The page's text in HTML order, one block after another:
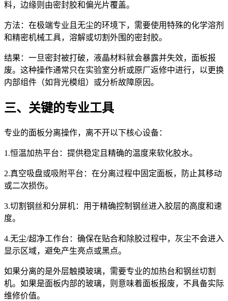
料，边缘则由密封胶和偏光片覆盖。
方法：在极端专业且无尘的环境下，需要使用特殊的化学溶剂
和精密机械工具，溶解或切割外围的密封胶。
结果：一旦密封被打破，液晶材料就会暴露并失效，面板报
废。这种操作通常只在实验室分析或原厂返修中进行，以更换
内部组件（如背光模组）或分析故障原因。
三、关键的专业工具
专业的面板分离操作，离不开以下核心设备：
1.恒温加热平台：提供稳定且精确的温度来软化胶水。
2.真空吸盘或吸附平台：在分离过程中固定面板，防止其移动
或二次损伤。
3.切割钢丝和分屏机：用于精确控制钢丝进入胶层的高度和速
度。
4.无尘/超净工作台：确保在贴合和除胶过程中，灰尘不会进入
显示区域，避免产生亮点或黑点。
如果分离的是外层触摸玻璃，需要专业的加热台和钢丝切割
机。如果是面板内部的玻璃，则意味着面板报废，不具备实际
维修价值。